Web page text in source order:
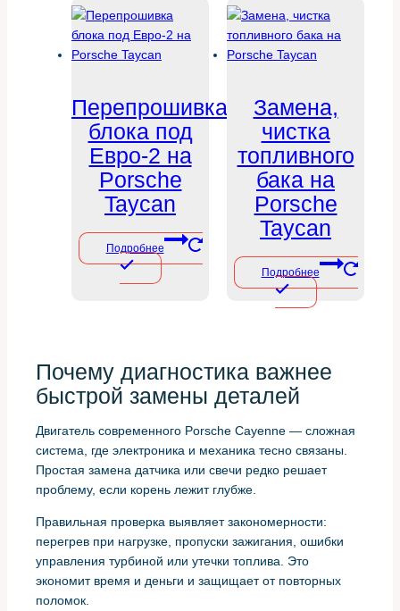
Перепрошивка
блока под
Евро-2 на
Porsche
Taycan
Подробнее
Замена,
чистка
топливного
бака на
Porsche
Taycan
Подробнее
Почему диагностика важнее
быстрой замены деталей
Двигатель современного Porsche Cayenne — сложная
система, где электроника и механика тесно связаны.
Простая замена датчика или свечи редко решает
проблему, если корень лежит глубже.
Правильная проверка выявляет закономерности:
перегрев при нагрузке, пропуски зажигания, ошибки
управления турбиной или утечки топлива. Это
экономит время и деньги и защищает от повторных
поломок.